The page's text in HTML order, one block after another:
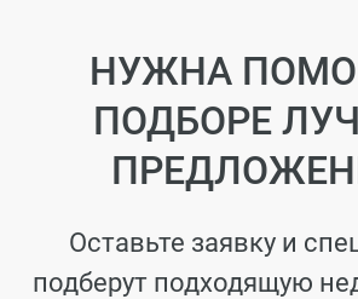
НУЖНА
ПОДБОРЕ
Оставьте заявку и
подберут подходящую